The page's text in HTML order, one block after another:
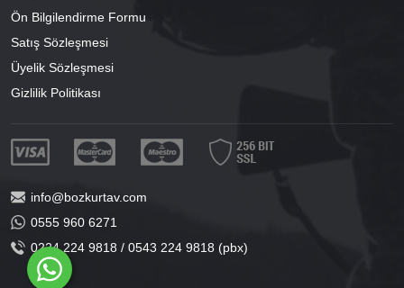
Ön Bilgilendirme Formu
Satış Sözleşmesi
Üyelik Sözleşmesi
Gizlilik Politikası
info@bozkurtav.com
0555 960 6271
0224 224 9818 / 0543 224 9818 (pbx)